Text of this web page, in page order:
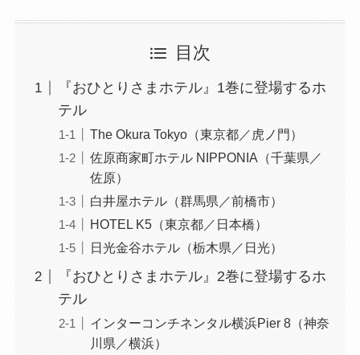
目次
『おひとりさまホテル』1巻に登場するホ
テル
The Okura Tokyo（東京都／虎ノ門）
佐原商家町ホテル NIPPONIA（千葉県／
佐原）
白井屋ホテル（群馬県／前橋市）
HOTEL K5（東京都／日本橋）
日光金谷ホテル（栃木県／日光）
『おひとりさまホテル』2巻に登場するホ
テル
インターコンチネンタル横浜Pier 8（神奈
川県／横浜）